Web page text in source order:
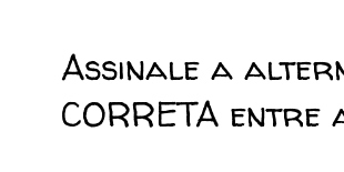
Assinale a
CORRETA entre